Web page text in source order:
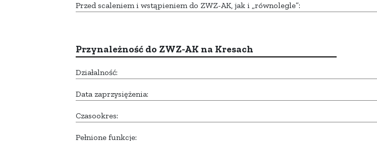
Przed scaleniem i wstąpieniem do ZWZ-AK, jak i „równolegle”:
Przynależność do ZWZ-AK na Kresach
Działalność:
Data zaprzysiężenia:
Czasookres:
Pełnione funkcje: